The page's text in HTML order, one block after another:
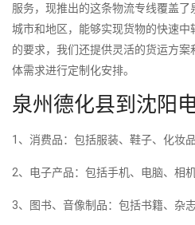
服务，现推出的这条物流专线覆盖
城市和地区，能够实现货物的快速
的要求，我们还提供灵活的货运方
体需求进行定制化安排。
泉州德化县到沈阳
1、消费品：包括服装、鞋子、化妆
2、电子产品：包括手机、电脑、相机
3、图书、音像制品：包括书籍、杂